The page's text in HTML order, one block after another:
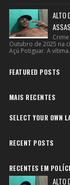
ALTO
Outubro de 2025 na
Açú Potiguar. A
FEATURED POSTS
MAIS RECENTES
SELECT YOUR OWN
RECENT POSTS
RECENTES EM
ALTO